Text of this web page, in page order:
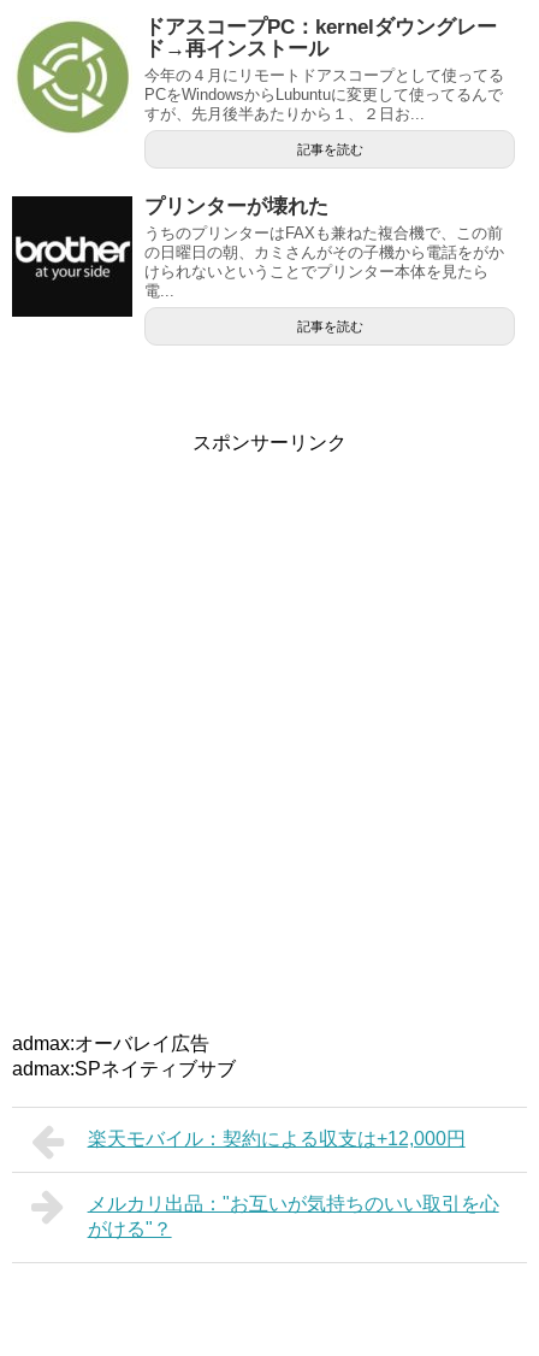
ドアスコープPC：kernelダウングレー
ド→再インストール
今年の４月にリモートドアスコープとして使ってる
PCをWindowsからLubuntuに変更して使ってるんで
すが、先月後半あたりから１、２日お...
記事を読む
プリンターが壊れた
うちのプリンターはFAXも兼ねた複合機で、この前
の日曜日の朝、カミさんがその子機から電話をがか
けられないということでプリンター本体を見たら
電...
記事を読む
スポンサーリンク
admax:オーバレイ広告
admax:SPネイティブサブ
楽天モバイル：契約による収支は+12,000円
メルカリ出品："お互いが気持ちのいい取引を心
がける"？